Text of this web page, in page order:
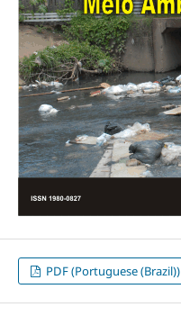
PDF (Portuguese (Brazil))